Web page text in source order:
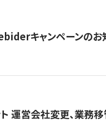
キャンペーンのお
ト 運営会社変更、業務